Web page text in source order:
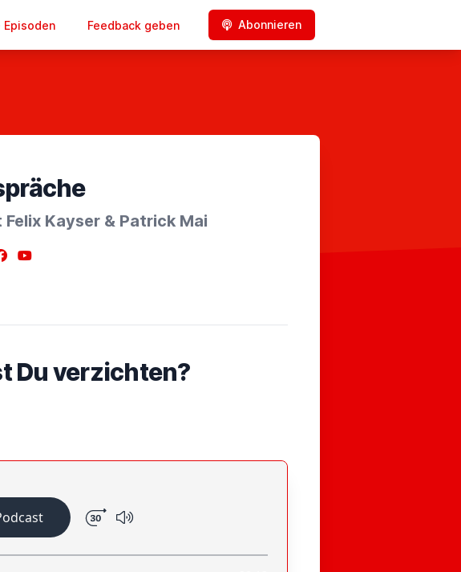
Episoden Feedback geben Abonnieren
Kayser & Patrick Mai
YouTube
Du verzichten?